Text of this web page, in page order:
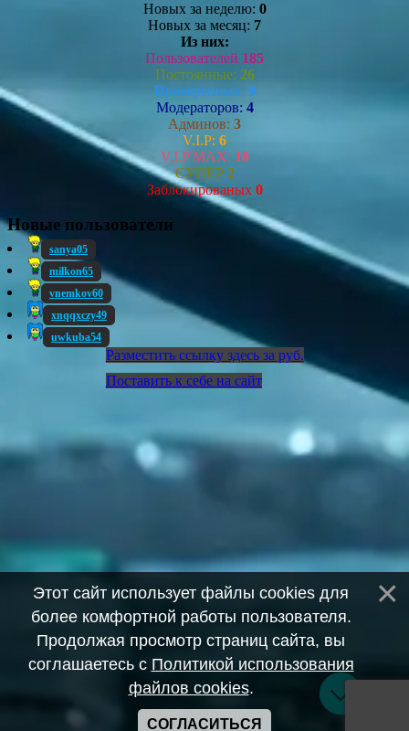
Новых за неделю: 0
Новых за месяц: 7
Из них:
Пользователей 185
Постоянные: 26
Проверенных: 9
Модераторов: 4
Админов: 3
V.I.P: 6
V.I.P MAX: 10
СУПЕР 2
Заблокированых 0
Новые пользователи
sanya05
milkon65
vnemkov60
xnqqxczy49
uwkuba54
Разместить ссылку здесь за руб.
Поставить к себе на сайт
Этот сайт использует файлы cookies для
более комфортной работы пользователя.
Продолжая просмотр страниц сайта, вы
соглашаетесь с Политикой использования
файлов cookies.
СОГЛАСИТЬСЯ